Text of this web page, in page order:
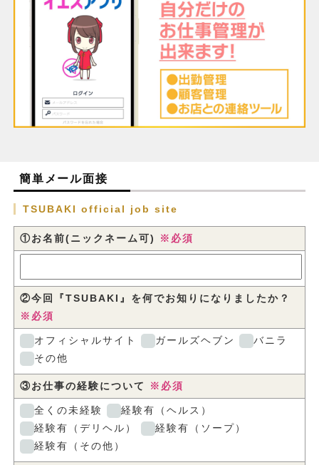
簡単メール面接
TSUBAKI official job site
①お名前(ニックネーム可) ※必須
②今回『TSUBAKI』を何でお知りになりましたか？
※必須
オフィシャルサイト ガールズヘブン
バニラ
その他
③お仕事の経験について ※必須
全くの未経験
経験有（ヘルス）
経験有（デリヘル）
経験有（ソープ）
経験有（その他）